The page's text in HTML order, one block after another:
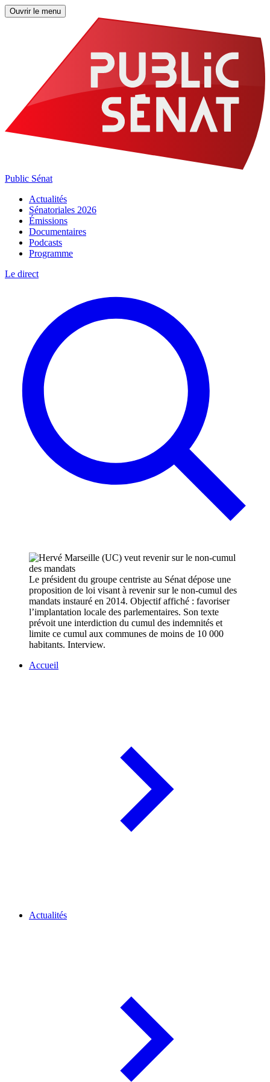
Ouvrir le menu
Public Sénat
Actualités
Sénatoriales 2026
Émissions
Documentaires
Podcasts
Programme
Le direct
Le président du groupe centriste au Sénat dépose une
proposition de loi visant à revenir sur le non-cumul des
mandats instauré en 2014. Objectif affiché : favoriser
l’implantation locale des parlementaires. Son texte
prévoit une interdiction du cumul des indemnités et
limite ce cumul aux communes de moins de 10 000
habitants. Interview.
Accueil
Actualités